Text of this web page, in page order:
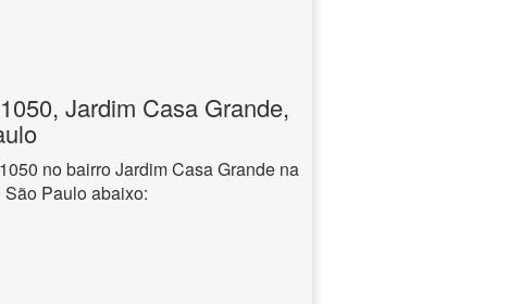
Jardim Casa Grande,
no bairro Jardim Casa Grande na
Paulo abaixo: